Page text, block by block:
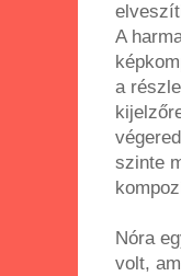
A
a
szinte
Nóra
volt,